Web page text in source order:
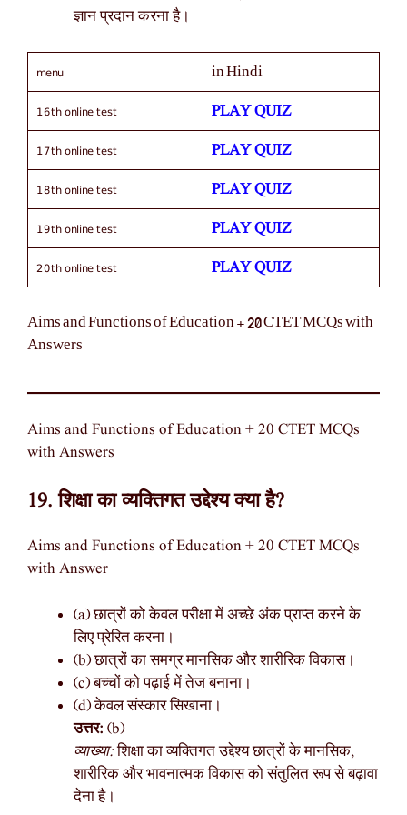
ज्ञान प्रदान करना है।
menu in Hindi
16th online test PLAY QUIZ
17th online test PLAY QUIZ
18th online test PLAY QUIZ
19th online test PLAY QUIZ
20th online test PLAY QUIZ
Aims and Functions of Education + 20 CTET MCQs with
Answers
Aims and Functions of Education + 20 CTET MCQs
with Answers
19. शिक्षा का व्यक्तिगत उद्देश्य क्या है?
Aims and Functions of Education + 20 CTET MCQs
with Answer
(a) छात्रों को केवल परीक्षा में अच्छे अंक प्राप्त करने के
लिए प्रेरित करना।
(b) छात्रों का समग्र मानसिक और शारीरिक विकास।
(c) बच्चों को पढ़ाई में तेज बनाना।
(d) केवल संस्कार सिखाना।
उत्तर: (b)
व्याख्या:शिक्षा का व्यक्तिगत उद्देश्य छात्रों के मानसिक,
शारीरिक और भावनात्मक विकास को संतुलित रूप से बढ़ावा
देना है।